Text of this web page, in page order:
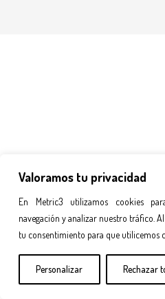
Valoramos tu privacidad
En Metric3 utilizamos cookies
navegación y analizar nuestro tráfico.
tu consentimiento para que utilicemos
Personalizar Rechazar